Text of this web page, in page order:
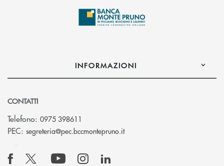
INFORMAZIONI
CONTATTI
Telefono: 0975 398611
PEC: segreteria@pec.bccmontepruno.it(si apre l’app di posta